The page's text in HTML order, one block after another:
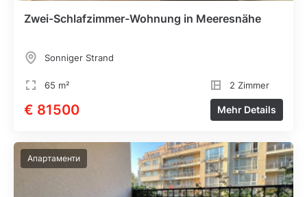
Zwei-Schlafzimmer-Wohnung in Meeresnähe
Sonniger Strand
65 m² 2 Zimmer
€ 81500 Mehr Details
Апартаменти